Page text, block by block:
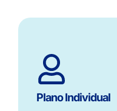
Plano Individual